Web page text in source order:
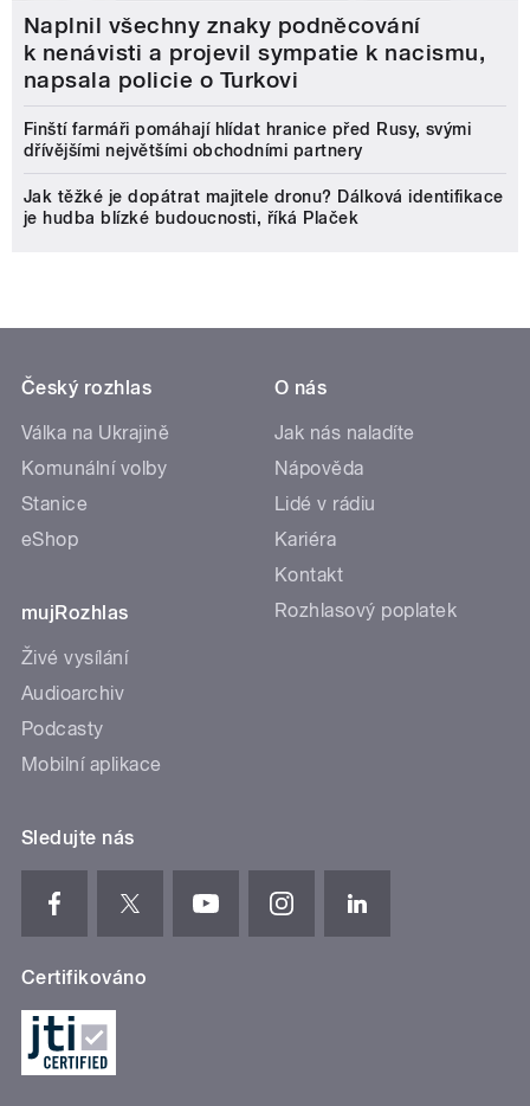
Naplnil všechny znaky podněcování
k nenávisti a projevil sympatie k nacismu,
napsala policie o Turkovi
Finští farmáři pomáhají hlídat hranice před Rusy, svými
dřívějšími největšími obchodními partnery
Jak těžké je dopátrat majitele dronu? Dálková identifikace
je hudba blízké budoucnosti, říká Plaček
Český rozhlas
Válka na Ukrajině
Komunální volby
Stanice
eShop
mujRozhlas
Živé vysílání
Audioarchiv
Podcasty
Mobilní aplikace
O nás
Jak nás naladíte
Nápověda
Lidé v rádiu
Kariéra
Kontakt
Rozhlasový poplatek
Sledujte nás
Certifikováno